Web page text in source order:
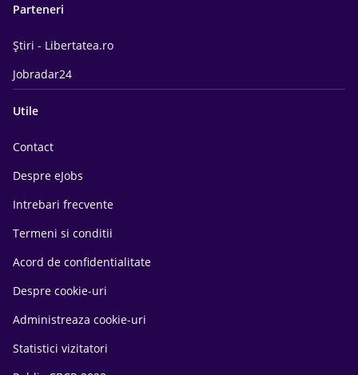
Parteneri
Știri - Libertatea.ro
Jobradar24
Utile
Contact
Despre eJobs
Intrebari frecvente
Termeni si conditii
Acord de confidentialitate
Despre cookie-uri
Administreaza cookie-uri
Statistici vizitatori